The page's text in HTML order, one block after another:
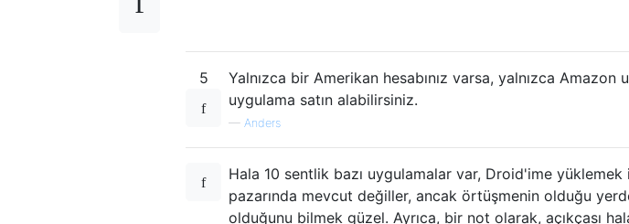
5
Yalnızca bir Amerikan hesabınız varsa, yalnızca Amazon
uygulama satın alabilirsiniz.
— Anders
Hala 10 sentlik bazı uygulamalar var, Droid'ime
pazarında mevcut değiller, ancak örtüşmenin olduğu
olduğunu bilmek güzel. Ayrıca, bir not olarak, açıkçası